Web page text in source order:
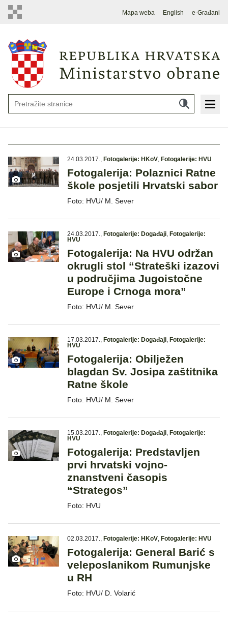
Mapa weba English e-Građani
24.03.2017., Fotogalerije: HKoV, Fotogalerije: HVU
Fotogalerija: Polaznici Ratne
škole posjetili Hrvatski sabor
Foto: HVU/ M. Sever
24.03.2017., Fotogalerije: Događaji, Fotogalerije:
HVU
Fotogalerija: Na HVU održan
okrugli stol “Strateški izazovi
u područjima Jugoistočne
Europe i Crnoga mora”
Foto: HVU/ M. Sever
17.03.2017., Fotogalerije: Događaji, Fotogalerije:
HVU
Fotogalerija: Obilježen
blagdan Sv. Josipa zaštitnika
Ratne škole
Foto: HVU/ M. Sever
15.03.2017., Fotogalerije: Događaji, Fotogalerije:
HVU
Fotogalerija: Predstavljen
prvi hrvatski vojno-
znanstveni časopis
“Strategos”
Foto: HVU
02.03.2017., Fotogalerije: HKoV, Fotogalerije: HVU
Fotogalerija: General Barić s
veleposlanikom Rumunjske
u RH
Foto: HVU/ D. Volarić